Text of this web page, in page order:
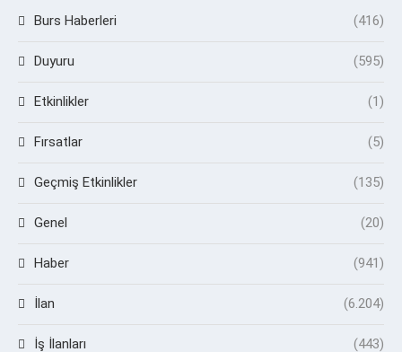
Burs Haberleri (416)
Duyuru (595)
Etkinlikler (1)
Fırsatlar (5)
Geçmiş Etkinlikler (135)
Genel (20)
Haber (941)
İlan (6.204)
İş İlanları (443)